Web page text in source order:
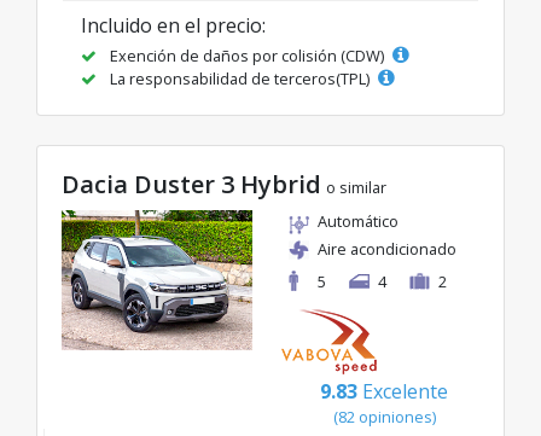
Incluido en el precio:
Exención de daños por colisión (CDW)
La responsabilidad de terceros(TPL)
Dacia Duster 3 Hybrid o similar
Automático
Aire acondicionado
5
4 2
9.83 Excelente
(82 opiniones)